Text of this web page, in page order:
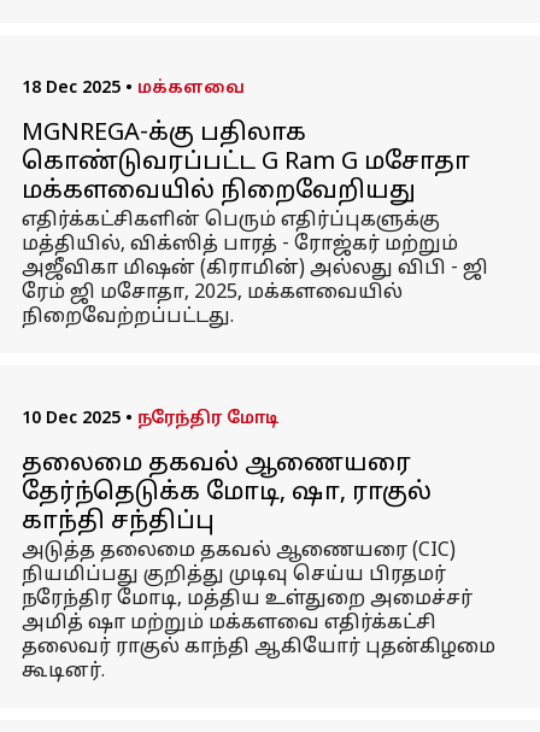
18 Dec 2025 • மக்களவை
MGNREGA-க்கு பதிலாக
கொண்டுவரப்பட்ட G Ram G மசோதா
மக்களவையில் நிறைவேறியது
எதிர்க்கட்சிகளின் பெரும் எதிர்ப்புகளுக்கு
மத்தியில், விக்ஸித் பாரத் - ரோஜ்கர் மற்றும்
அஜீவிகா மிஷன் (கிராமின்) அல்லது விபி - ஜி
ரேம் ஜி மசோதா, 2025, மக்களவையில்
நிறைவேற்றப்பட்டது.
10 Dec 2025 • நரேந்திர மோடி
தலைமை தகவல் ஆணையரை
தேர்ந்தெடுக்க மோடி, ஷா, ராகுல்
காந்தி சந்திப்பு
அடுத்த தலைமை தகவல் ஆணையரை (CIC)
நியமிப்பது குறித்து முடிவு செய்ய பிரதமர்
நரேந்திர மோடி, மத்திய உள்துறை அமைச்சர்
அமித் ஷா மற்றும் மக்களவை எதிர்க்கட்சி
தலைவர் ராகுல் காந்தி ஆகியோர் புதன்கிழமை
கூடினர்.